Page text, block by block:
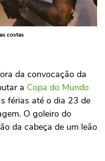
costas
da convocação da
a Copa do Mundo
férias até o dia 23 de
O goleiro do
da cabeça de um leão